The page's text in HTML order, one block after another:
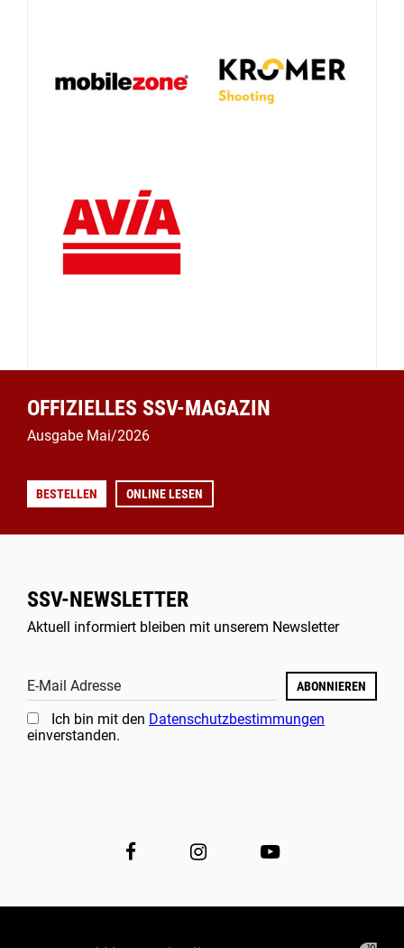
OFFIZIELLES SSV-MAGAZIN
Ausgabe Mai/2026
BESTELLEN ONLINE LESEN
SSV-NEWSLETTER
Aktuell informiert bleiben mit unserem Newsletter
E-Mail Adresse ABONNIEREN
Ich bin mit den Datenschutzbestimmungen
einverstanden.